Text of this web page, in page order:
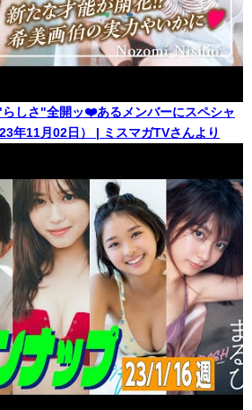
しさ"全開ッ❤️あるメンバーにスペシャ
年11月02日） | ミスマガTVさんより